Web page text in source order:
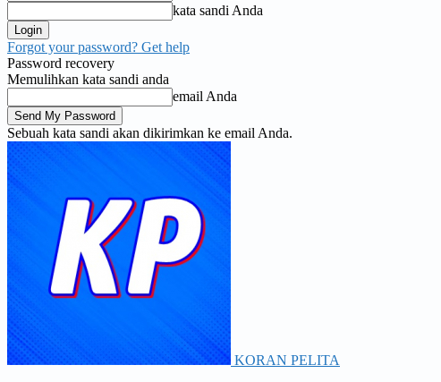
kata sandi Anda
Forgot your password? Get help
Password recovery
Memulihkan kata sandi anda
email Anda
Sebuah kata sandi akan dikirimkan ke email Anda.
KORAN PELITA